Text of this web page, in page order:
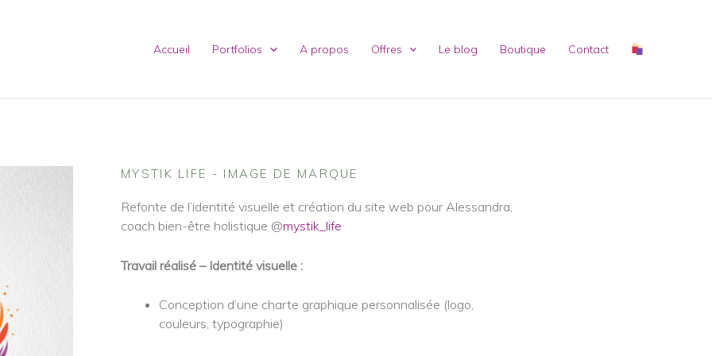
Accueil Portfolios A propos Offres Le blog Boutique Contact
MYSTIK LIFE - IMAGE DE MARQUE
Refonte de l’identité visuelle et création du site web pour Alessandra,
coach bien-être holistique @mystik_life
Travail réalisé – Identité visuelle :
Conception d’une charte graphique personnalisée (logo,
couleurs, typographie)